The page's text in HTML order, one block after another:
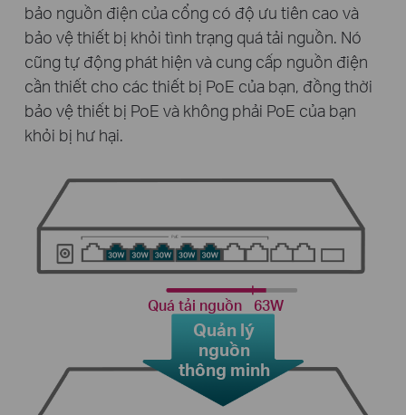
Quá tải nguồn 63W
Quản lý
nguồn
thông minh
bảo nguồn điện của cổng có độ ưu tiên cao và
bảo vệ thiết bị khỏi tình trạng quá tải nguồn. Nó
cũng tự động phát hiện và cung cấp nguồn điện
cần thiết cho các thiết bị PoE của bạn, đồng thời
bảo vệ thiết bị PoE và không phải PoE của bạn
khỏi bị hư hại.